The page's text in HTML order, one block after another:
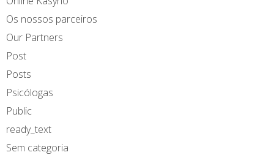
Os nossos parceiros
Our Partners
Post
Posts
Psicólogas
Public
ready_text
Sem categoria